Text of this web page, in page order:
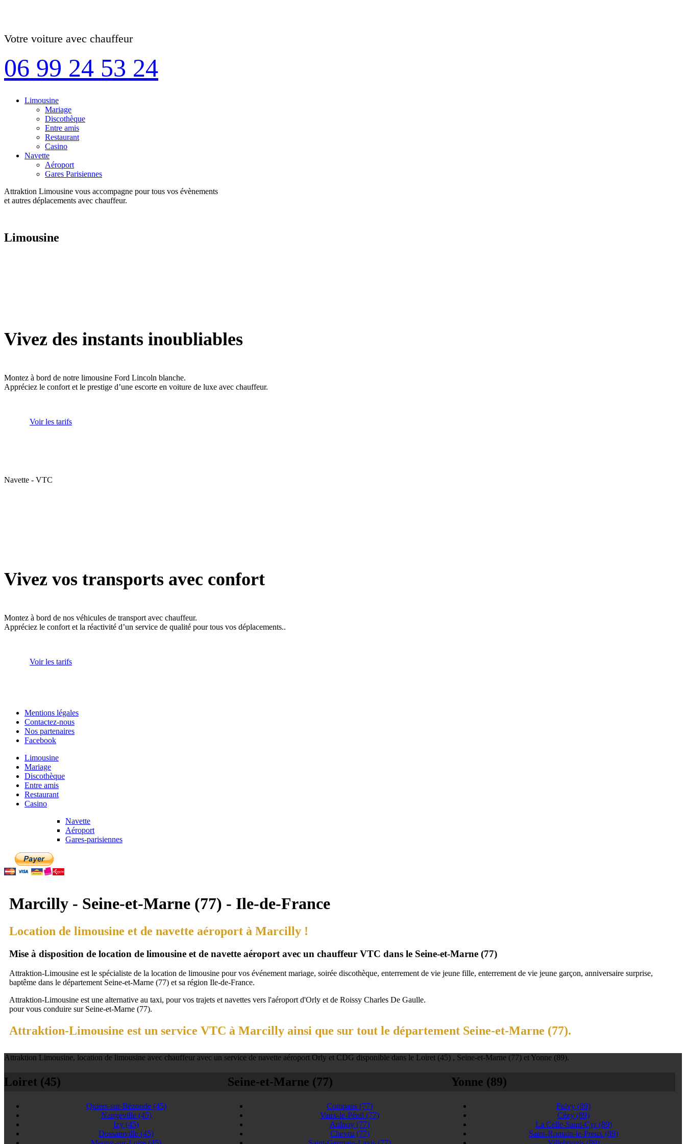
Votre voiture avec chauffeur
06 99 24 53 24
Limousine
Mariage
Discothèque
Entre amis
Restaurant
Casino
Navette
Aéroport
Gares Parisiennes
Attraktion Limousine vous accompagne pour tous vos évènements
et autres déplacements avec chauffeur.
Limousine
Vivez des instants inoubliables
Montez à bord de notre limousine Ford Lincoln blanche.
Appréciez le confort et le prestige d’une escorte en voiture de luxe avec chauffeur.
Voir les tarifs
Navette - VTC
Vivez vos transports avec confort
Montez à bord de nos véhicules de transport avec chauffeur.
Appréciez le confort et la réactivité d’un service de qualité pour tous vos déplacements..
Voir les tarifs
Mentions légales
Contactez-nous
Nos partenaires
Facebook
Limousine
Mariage
Discothèque
Entre amis
Restaurant
Casino
Navette
Aéroport
Gares-parisiennes
Marcilly - Seine-et-Marne (77) - Ile-de-France
Location de limousine et de navette aéroport à Marcilly !
Mise à disposition de location de limousine et de navette aéroport avec un chauffeur VTC dans le Seine-et-Marne (77)
Attraktion-Limousine est le spécialiste de la location de limousine pour vos événement mariage, soirée discothèque, enterrement de vie jeune fille, enterrement de vie jeune garçon, anniversaire surprise,
baptême dans le département Seine-et-Marne (77) et sa région Ile-de-France.
Attraktion-Limousine est une alternative au taxi, pour vos trajets et navettes vers l'aéroport d'Orly et de Roissy Charles De Gaulle.
pour vous conduire sur Seine-et-Marne (77).
Attraktion-Limousine est un service VTC à Marcilly ainsi que sur tout le département Seine-et-Marne (77).
Attraktion Limousine, location de limousine avec chauffeur avec un service de navette aéroport Orly et CDG disponible dans le Loiret (45) , Seine-et-Marne (77) et Yonne (89).
Loiret (45)
Quiers-sur-Bézonde (45)
Nangeville (45)
Izy(45)
Dossainville(45)
Seine-et-Marne (77)
Compans(77)
Vaux-le-Pénil(77)
Aulnoy(77)
Chevru (77)
Yonne (89)
Fulvy(89)
Cézy(89)
La Celle-Saint-Cyr(89)
Saint-Romain-le-Preux(89)